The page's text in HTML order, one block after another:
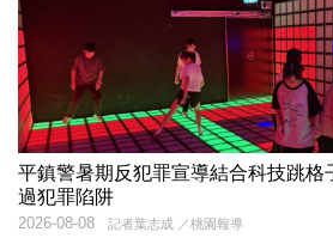
平鎮警暑期反犯罪宣導結合科技跳
過犯罪陷阱
記者葉志成 ／桃園報導
2026-08-08